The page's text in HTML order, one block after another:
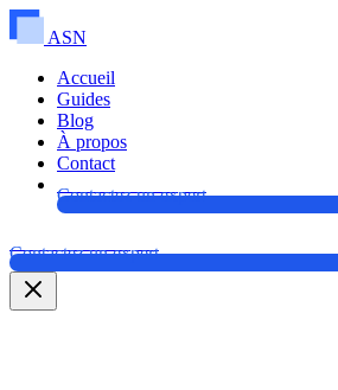
ASN
Accueil
Guides
Blog
À propos
Contact
Contactez un expert
Contactez un expert